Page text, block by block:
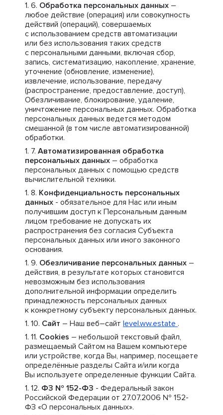
Обработка персональных данных –
любое действие (операция) или совокупность
действий (операций), совершаемых
с использованием средств автоматизации
или без использования таких средств
с персональными данными, включая сбор,
запись, систематизацию, накопление, хранение,
уточнение (обновление, изменение),
извлечение, использование, передачу
(распространение, предоставление, доступ),
Обезличивание, блокирование, удаление,
уничтожение персональных данных. Обработка
персональных данных ведется методом
смешанной (в том числе автоматизированной)
обработки.
Автоматизированная обработка
персональных данных – обработка
персональных данных с помощью средств
вычислительной техники.
Конфиденциальность персональных
данных - обязательное для Нас или иным
получившим доступ к Персональным данным
лицом требование не допускать их
распространения без согласия Субъекта
персональных данных или иного законного
основания.
Обезличивание персональных данных –
действия, в результате которых становится
невозможным без использования
дополнительной информации определить
принадлежность персональных данных
к конкретному субъекту персональных данных.
Сайт – Наш веб–сайт level.ww.estate .
Cookies – небольшой текстовый файл,
размещаемый Сайтом на Вашем компьютере
или устройстве, когда Вы, например, посещаете
определённые разделы Сайта и/или когда
Вы используете определенные функции Сайта.
ФЗ № 152-ФЗ - Федеральный закон
Российской Федерации от 27.07.2006 № 152-
ФЗ «О персональных данных».